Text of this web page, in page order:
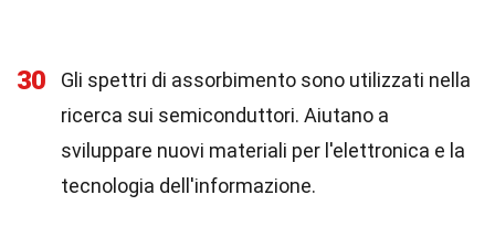
30
Gli spettri di assorbimento sono utilizzati nella
ricerca sui semiconduttori. Aiutano a
sviluppare nuovi materiali per l'elettronica e la
tecnologia dell'informazione.